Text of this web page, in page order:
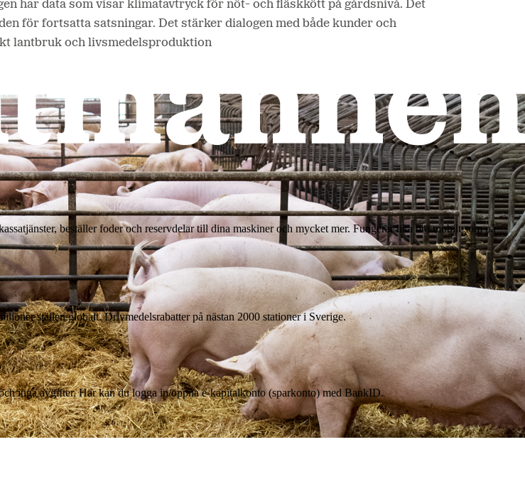
beställer foder och reservdelar till dina maskiner och mycket mer. Fungerar lika bra mobilt som på
ställen globalt. Drivmedelsrabatter på nästan 2000 stationer i Sverige.
inga avgifter. Här kan du logga in/öppna e-kapitalkonto (sparkonto) med BankID.
har data som visar klimatavtryck för nöt- och fläskkött på gårdsnivå. Det
för fortsatta satsningar. Det stärker dialogen med både kunder och
lantbruk och livsmedelsproduktion